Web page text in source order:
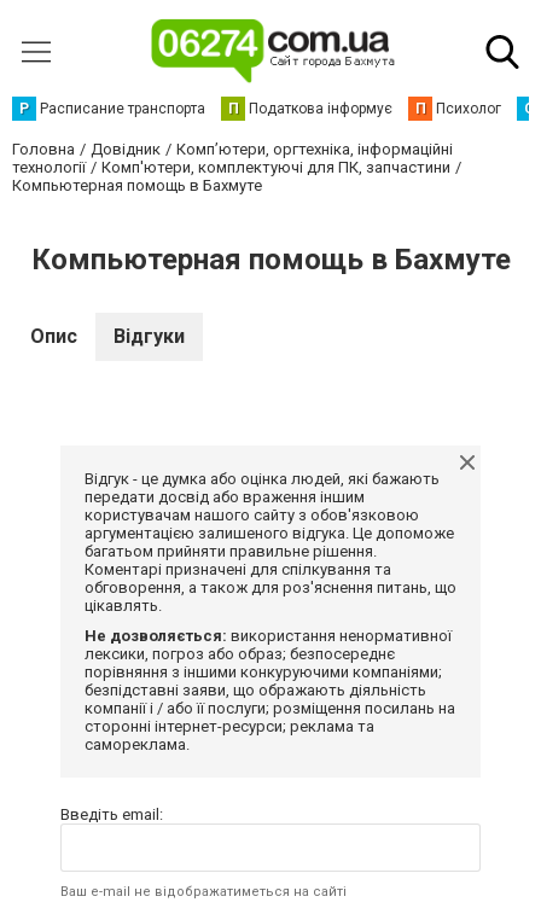
Р Расписание транспорта П Податкова інформує П Психолог С
Головна Довідник
Комп’ютери, оргтехніка, інформаційні
технології
Комп'ютери, комплектуючі для ПК, запчастини
Компьютерная помощь в Бахмуте
Компьютерная помощь в Бахмуте
Опис Відгуки
Відгук - це думка або оцінка людей, які бажають
передати досвід або враження іншим
користувачам нашого сайту з обов'язковою
аргументацією залишеного відгука. Це допоможе
багатьом прийняти правильне рішення.
Коментарі призначені для спілкування та
обговорення, а також для роз'яснення питань, що
цікавлять.
Не дозволяється: використання ненормативної
лексики, погроз або образ; безпосереднє
порівняння з іншими конкуруючими компаніями;
безпідставні заяви, що ображають діяльність
компанії і / або її послуги; розміщення посилань на
сторонні інтернет-ресурси; реклама та
самореклама.
Введіть email:
Ваш e-mail не відображатиметься на сайті